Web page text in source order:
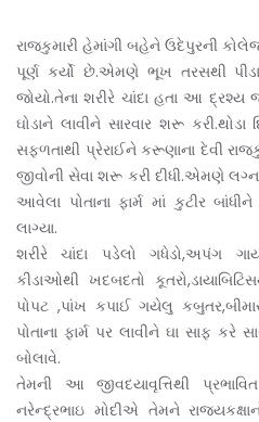
રાજકુમારી હેમાંગી બહેને ઉદેપુરની
પૂર્ણ કર્યો છે.એમણે ભૂખ તરસથી
જોયો.તેના શરીરે ચાંદા હતા આ
ઘોડાને લાવીને સારવાર શરૂ
સફળતાથી પ્રેરાઈને કરૂણાના દેવી
જીવોની સેવા શરૂ કરી દીધી.એમણે
આવેલા પોતાના ફાર્મ માં કુટીર
લાગ્યા.
શરીરે ચાંદા પડેલો ગધેડો,અપંગ
કીડાઓથી ખદબદતો
પોપટ ,પાંખ કપાઈ ગયેલુ
પોતાના ફાર્મ પર લાવીને ઘા સાફ કરે
બોલાવે.
તેમની આ જીવદયાવૃત્તિથી
નરેન્દ્રભાઇ મોદીએ તેમને